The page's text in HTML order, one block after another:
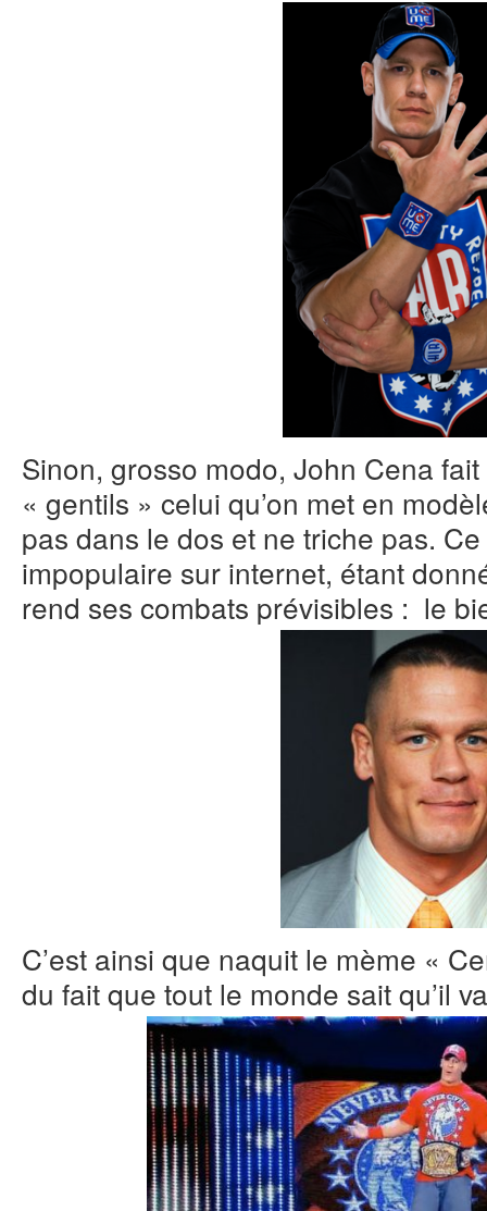
Sinon, grosso modo, John Cena
« gentils » celui qu’on met en
pas dans le dos et ne triche pas.
impopulaire sur internet, étant
rend ses combats prévisibles : le
C’est ainsi que naquit le mème «
du fait que tout le monde sait qu’il